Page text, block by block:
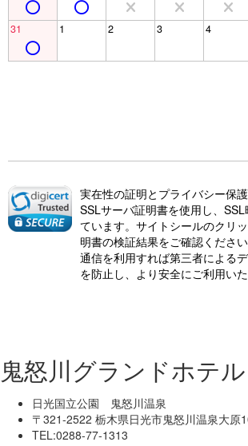
31 1 2 3 4
実在性の証明とプライバシー保
SSLサーバ証明書を使用し、
ています。サイトシールのクリ
明書の検証結果をご確認くださ
通信を利用すれば第三者による
を防止し、より安全にご利用い
鬼怒川グランドホテ
日光国立公園 鬼怒川温泉
〒321-2522 栃木県日光市鬼怒川温泉大原
TEL:0288-77-1313